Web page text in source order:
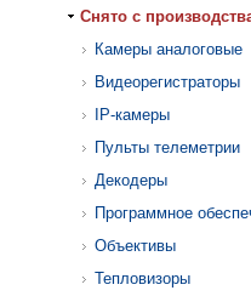
Cнято с
Камеры аналоговые
Видеорегистраторы
IP-камеры
Пульты телеметрии
Декодеры
Программное
Объективы
Тепловизоры